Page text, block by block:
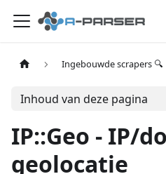
Ingebouwde scrapers 🔍
Inhoud van deze pagina
IP::Geo - IP/
geolocatie